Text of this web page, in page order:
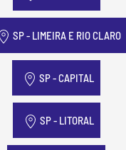
SP - LIMEIRA E RIO CLARO
SP - CAPITAL
SP - LITORAL